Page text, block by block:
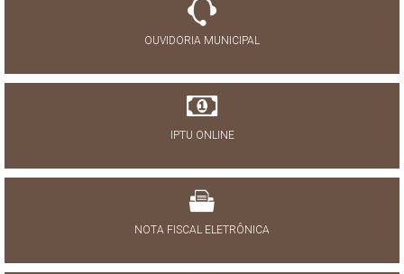
OUVIDORIA MUNICIPAL
IPTU ONLINE
NOTA FISCAL ELETRÔNICA